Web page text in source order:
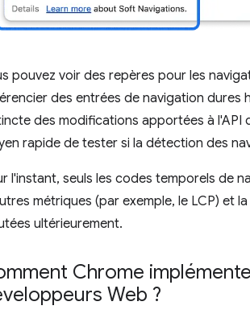
pouvez voir des repères pour les
des entrées de navigation
des modifications apportées à l'API
rapide de tester si la détection des
l'instant, seuls les codes temporels de
métriques (par exemple, le LCP) et
ultérieurement.
Chrome
Web ?